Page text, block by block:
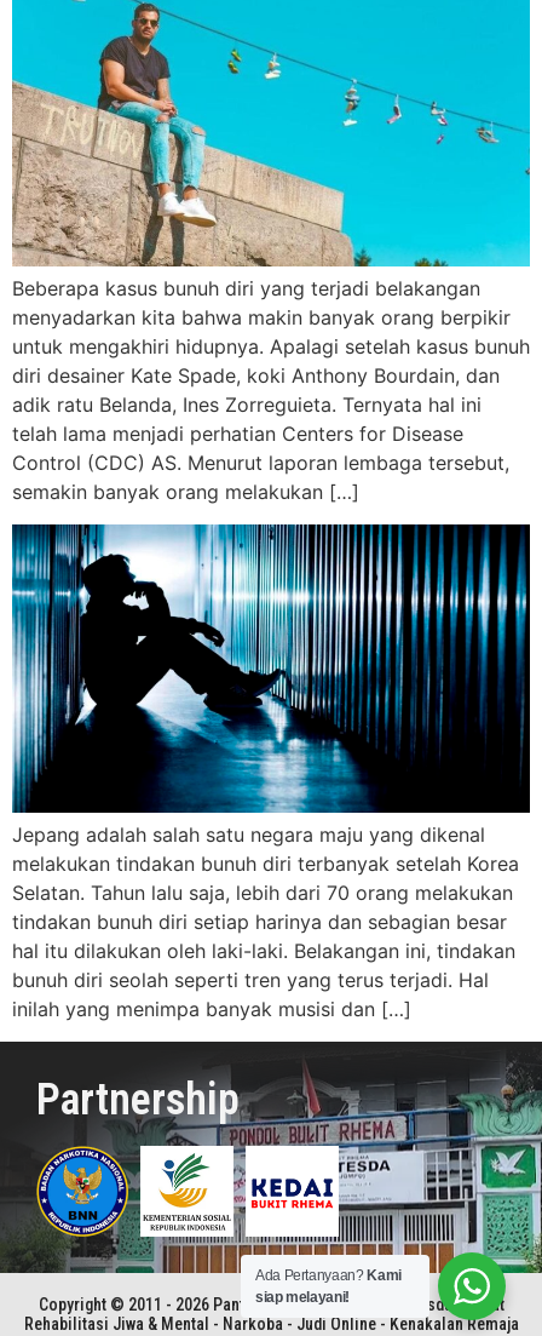
Beberapa kasus bunuh diri yang terjadi belakangan
menyadarkan kita bahwa makin banyak orang berpikir
untuk mengakhiri hidupnya. Apalagi setelah kasus bunuh
diri desainer Kate Spade, koki Anthony Bourdain, dan
adik ratu Belanda, Ines Zorreguieta. Ternyata hal ini
telah lama menjadi perhatian Centers for Disease
Control (CDC) AS. Menurut laporan lembaga tersebut,
semakin banyak orang melakukan […]
Jepang adalah salah satu negara maju yang dikenal
melakukan tindakan bunuh diri terbanyak setelah Korea
Selatan. Tahun lalu saja, lebih dari 70 orang melakukan
tindakan bunuh diri setiap harinya dan sebagian besar
hal itu dilakukan oleh laki-laki. Belakangan ini, tindakan
bunuh diri seolah seperti tren yang terus terjadi. Hal
inilah yang menimpa banyak musisi dan […]
Partnership
Copyright © 2011 - 2026 Panti Rehabilitasi Kristen Betesda | Pusat
Rehabilitasi Jiwa & Mental - Narkoba - Judi Online - Kenakalan Remaja
Ada Pertanyaan? Kami
siap melayani!